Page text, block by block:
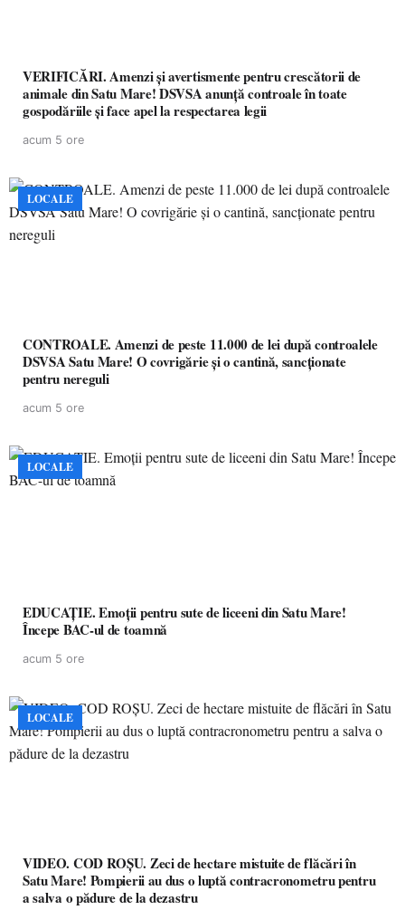
VERIFICĂRI. Amenzi și avertismente pentru crescătorii de
animale din Satu Mare! DSVSA anunță controale în toate
gospodăriile și face apel la respectarea legii
acum 5 ore
LOCALE
CONTROALE. Amenzi de peste 11.000 de lei după controalele
DSVSA Satu Mare! O covrigărie și o cantină, sancționate
pentru nereguli
acum 5 ore
LOCALE
EDUCAȚIE. Emoții pentru sute de liceeni din Satu Mare!
Începe BAC-ul de toamnă
acum 5 ore
LOCALE
VIDEO. COD ROȘU. Zeci de hectare mistuite de flăcări în
Satu Mare! Pompierii au dus o luptă contracronometru pentru
a salva o pădure de la dezastru